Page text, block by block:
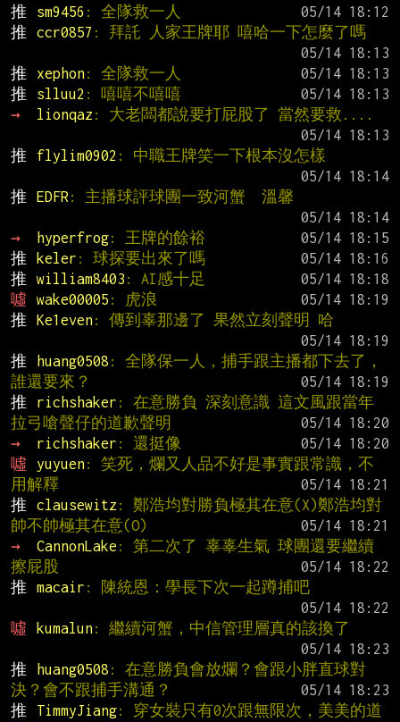
推
sm9456 : 全隊救一人
推
ccr0857 : 拜託 人家王牌耶 嘻哈一下怎麼了嗎
推
xephon: 全隊救一人
推
slluu2 : 嘻嘻不嘻嘻
→
lionqaz : 大老闆都說要打屁股了 當然要救....
推
flylim0902 : 中職王牌笑一下根本沒怎樣
推
EDFR : 主播球評球團一致河蟹  溫馨
→
hyperfrog: 王牌的餘裕
推
keler : 球探要出來了嗎
推
william8403 : AI感十足
噓
wake00005 : 虎浪
推
Ke1even: 傳到辜那邊了 果然立刻聲明 哈
推
huang0508 : 全隊保一人，捕手跟主播都下去了，
誰還要來？
推
richshaker : 在意勝負 深刻意識 這文風跟當年
拉弓嗆聲仔的道歉聲明
→
richshaker : 還挺像
噓
yuyuen: 笑死，爛又人品不好是事實跟常識，不
用解釋
推
clausewitz : 鄭浩均對勝負極其在意(X)鄭浩均對
帥不帥極其在意(O)
→
CannonLake : 第二次了 辜辜生氣 球團還要繼續
擦屁股
推
macair : 陳統恩：學長下次一起蹲捕吧
噓
kumalun: 繼續河蟹，中信管理層真的該換了
推
huang0508 : 在意勝負會放爛？會跟小胖直球對
決？會不跟捕手溝通？
推
TimmyJiang: 穿女裝只有0次跟無限次，美美的道